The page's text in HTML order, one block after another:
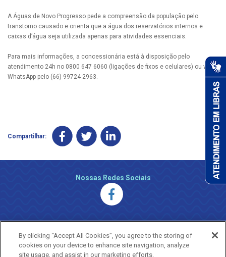
A Águas de Novo Progresso pede a compreensão da população pelo
transtorno causado e orienta que a água dos reservatórios internos e
caixas d’água seja utilizada apenas para atividades essenciais.
Para mais informações, a concessionária está à disposição pelo
atendimento 24h no 0800 647 6060 (ligações de fixos e celulares) ou via
WhatsApp pelo (66) 99724-2963.
Compartilhar:
Nossas Redes Sociais
By clicking “Accept All Cookies”, you agree to the storing of
cookies on your device to enhance site navigation, analyze
site usage, and assist in our marketing efforts.